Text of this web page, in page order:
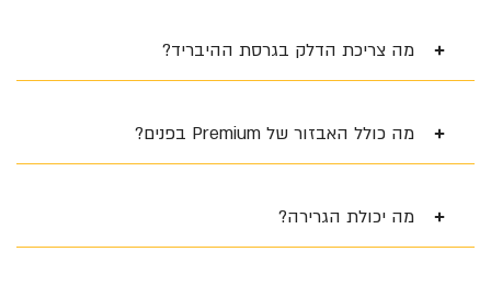
מה צריכת הדלק בגרסת ההיבריד?
מה כולל האבזור של Premium בפנים?
מה יכולת הגרירה?